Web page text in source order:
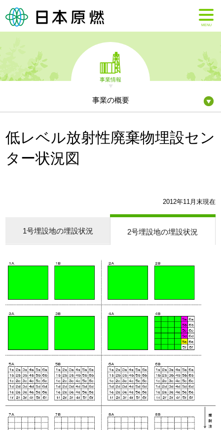
MENU
事業情報
事業の概要
低レベル放射性廃棄物埋設セン
ター状況図
2012年11月末現在
1号埋設地の埋設状況 2号埋設地の埋設状況